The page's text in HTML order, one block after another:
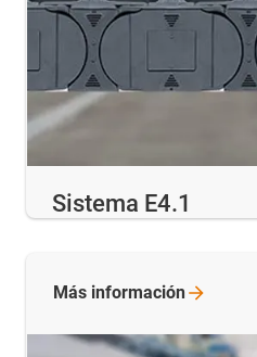
Sistema E4.1
Más información